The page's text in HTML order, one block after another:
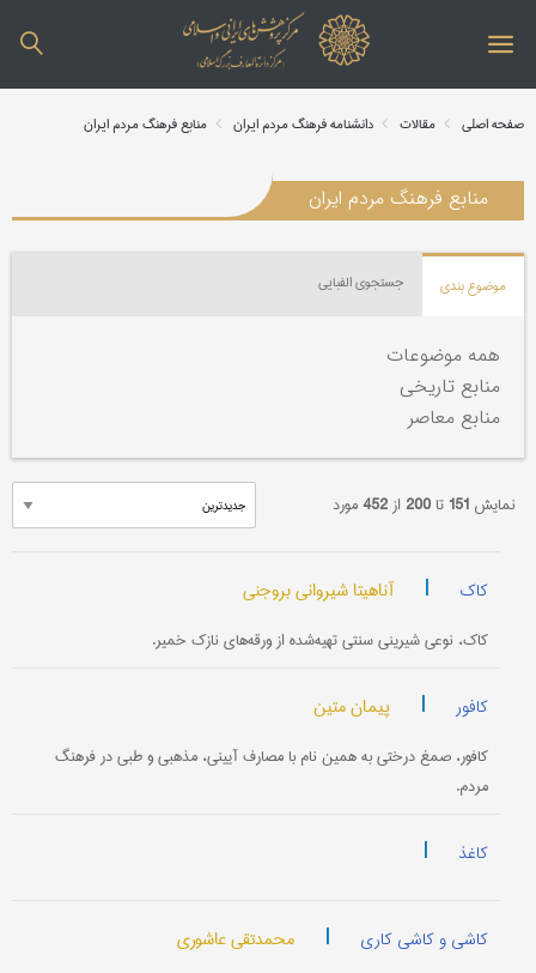
صفحه اصلی مقالات دانشنامه فرهنگ مردم ایران منابع فرهنگ مردم ایران
منابع فرهنگ مردم ایران
موضوع بندی جستجوی الفبایی
همه موضوعات
منابع تاریخی
منابع معاصر
نمایش 151تا200 از452مورد
کاک | آناهیتا شیروانی بروجنی
کاک، نوعی شیرینی سنتی تهیه‌شده از ورقه‌های نازک خمیر.
کافور | پیمان متین
کافور، صمغ درختی به همین نام با مصارف آیینی، مذهبی و طبی در فرهنگ
مردم.
کاغذ |
کاشی و کاشی کاری | محمدتقی عاشوری